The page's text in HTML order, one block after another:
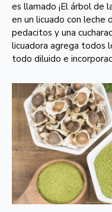
es llamado ¡El árbol de
en un licuado con leche
pedacitos y una
licuadora agrega todos
todo diluido e